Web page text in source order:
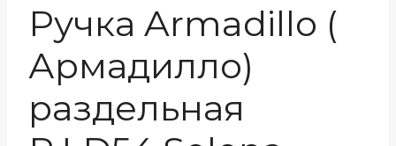
Ручка Armadillo (
Армадилло)
раздельная